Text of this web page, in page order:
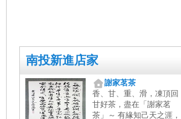
南投新進店家
謝家茗茶
香、甘、重、滑，凍頂回
甘好茶，盡在「謝家茗
茶」～ 有緣知己天之涯，